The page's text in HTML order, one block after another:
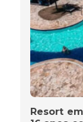
Resort